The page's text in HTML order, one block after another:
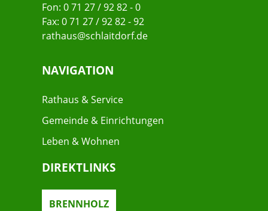
Fon: 0 71 27 / 92 82 - 0
Fax: 0 71 27 / 92 82 - 92
rathaus@schlaitdorf.de
NAVIGATION
Rathaus & Service
Gemeinde & Einrichtungen
Leben & Wohnen
DIREKTLINKS
BRENNHOLZ